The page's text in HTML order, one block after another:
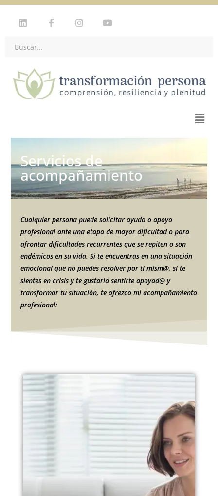
Servicios de
acompañamiento
Cualquier persona puede solicitar ayuda o apoyo
profesional ante una etapa de mayor dificultad o para
afrontar dificultades recurrentes que se repiten o son
endémicos en su vida. Si te encuentras en una situación
emocional que no puedes resolver por ti mism@, si te
sientes en crisis y te gustaría sentirte apoyad@ y
transformar tu situación, te ofrezco mi acompañamiento
profesional: